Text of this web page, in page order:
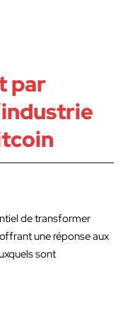
par
de transformer
une réponse aux
sont